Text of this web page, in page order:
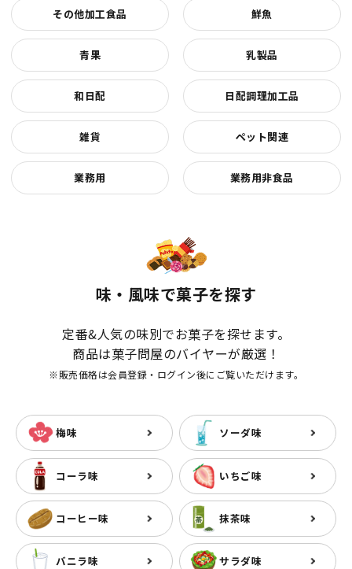
その他加工食品 鮮魚
青果 乳製品
和日配 日配調理加工品
雑貨 ペット関連
業務用 業務用非食品
味・風味で菓子を探す
定番&人気の味別でお菓子を探せます。
商品は菓子問屋のバイヤーが厳選！
※販売価格は会員登録・ログイン後にご覧いただけます。
梅味 ソーダ味
コーラ味 いちご味
コーヒー味 抹茶味
バニラ味 サラダ味